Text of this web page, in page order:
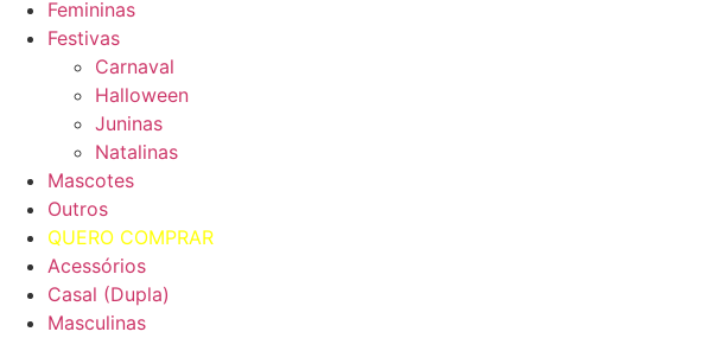
Femininas
Festivas
Carnaval
Halloween
Juninas
Natalinas
Mascotes
Outros
QUERO COMPRAR
Acessórios
Casal (Dupla)
Masculinas